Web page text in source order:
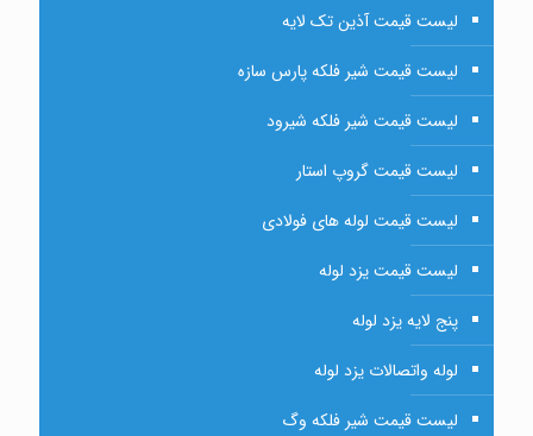
لیست قیمت آذین تک لایه
لیست قیمت شیر فلکه پارس سازه
لیست قیمت شیر فلکه شیرود
لیست قیمت گروپ استار
لیست قیمت لوله های فولادی
لیست قیمت یزد لوله
پنج لایه یزد لوله
لوله واتصالات یزد لوله
لیست قیمت شیر فلکه وگ